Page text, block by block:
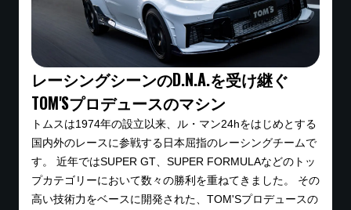
レーシングシーンのD.N.A.を受け継ぐ
TOM'Sプロデュースのマシン
トムスは1974年の設立以来、ル・マン24hをはじめとする
国内外のレースに参戦する日本屈指のレーシングチームで
す。 近年ではSUPER GT、SUPER FORMULAなどのトッ
プカテゴリーにおいて数々の勝利を重ねてきました。 その
高い技術力をベースに開発された、TOM'Sプロデュースの